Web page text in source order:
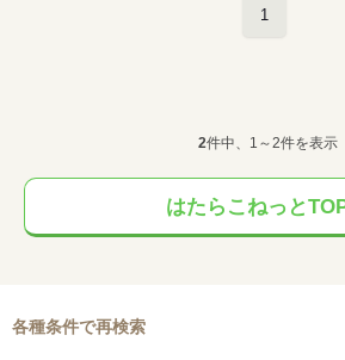
1
2件中、1～2件を表示
はたらこねっと
各種条件で再検索